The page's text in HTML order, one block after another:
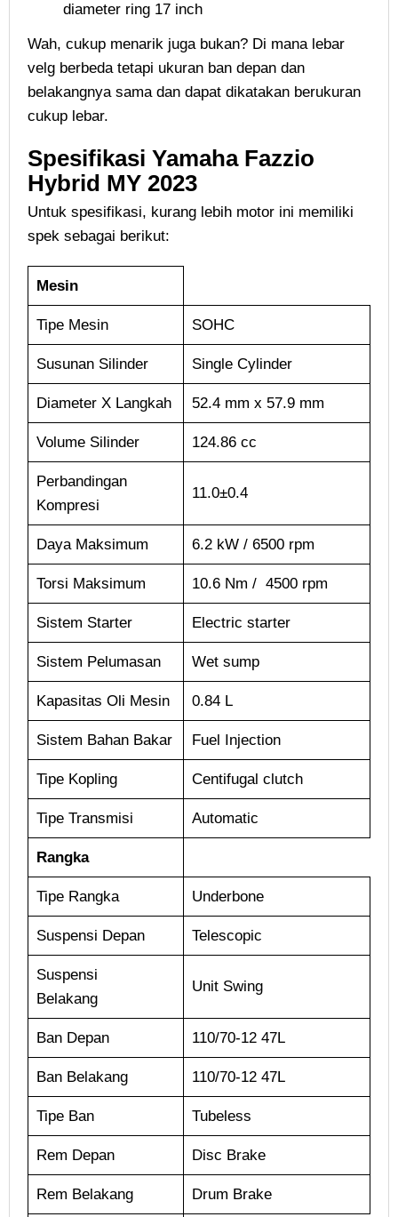
diameter ring 17 inch
Wah, cukup menarik juga bukan? Di mana lebar
velg berbeda tetapi ukuran ban depan dan
belakangnya sama dan dapat dikatakan berukuran
cukup lebar.
Spesifikasi Yamaha Fazzio
Hybrid MY 2023
Untuk spesifikasi, kurang lebih motor ini memiliki
spek sebagai berikut:
Mesin
Tipe Mesin SOHC
Susunan Silinder Single Cylinder
Diameter X Langkah 52.4 mm x 57.9 mm
Volume Silinder 124.86 cc
Perbandingan
Kompresi
11.0±0.4
Daya Maksimum 6.2 kW / 6500 rpm
Torsi Maksimum 10.6 Nm / 4500 rpm
Sistem Starter Electric starter
Sistem Pelumasan Wet sump
Kapasitas Oli Mesin 0.84 L
Sistem Bahan Bakar Fuel Injection
Tipe Kopling Centifugal clutch
Tipe Transmisi Automatic
Rangka
Tipe Rangka Underbone
Suspensi Depan Telescopic
Suspensi
Belakang
Unit Swing
Ban Depan 110/70-12 47L
Ban Belakang 110/70-12 47L
Tipe Ban Tubeless
Rem Depan Disc Brake
Rem Belakang Drum Brake